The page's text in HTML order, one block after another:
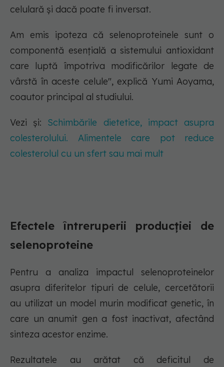
celulară și dacă poate fi inversat.
Am emis ipoteza că selenoproteinele sunt o
componentă esențială a sistemului antioxidant
care luptă împotriva modificărilor legate de
vârstă în aceste celule", explică Yumi Aoyama,
coautor principal al studiului.
Vezi și: Schimbările dietetice, impact asupra
colesterolului. Alimentele care pot reduce
colesterolul cu un sfert sau mai mult
Efectele întreruperii producției de
selenoproteine
Pentru a analiza impactul selenoproteinelor
asupra diferitelor tipuri de celule, cercetătorii
au utilizat un model murin modificat genetic, în
care un anumit gen a fost inactivat, afectând
sinteza acestor enzime.
Rezultatele au arătat că deficitul de